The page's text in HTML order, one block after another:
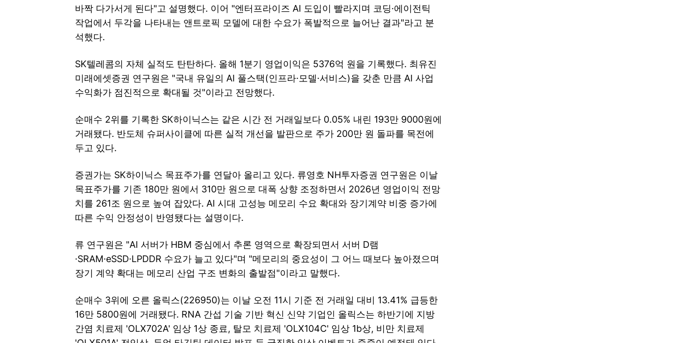
바짝 다가서게 된다"고 설명했다. 이어 "엔터프라이즈 AI 도입이 빨라지며 코딩·에이전틱
작업에서 두각을 나타내는 앤트로픽 모델에 대한 수요가 폭발적으로 늘어난 결과"라고 분
석했다.
SK텔레콤의 자체 실적도 탄탄하다. 올해 1분기 영업이익은 5376억 원을 기록했다. 최유진
미래에셋증권 연구원은 "국내 유일의 AI 풀스택(인프라·모델·서비스)을 갖춘 만큼 AI 사업
수익화가 점진적으로 확대될 것"이라고 전망했다.
순매수 2위를 기록한 SK하이닉스는 같은 시간 전 거래일보다 0.05% 내린 193만 9000원에
거래됐다. 반도체 슈퍼사이클에 따른 실적 개선을 발판으로 주가 200만 원 돌파를 목전에
두고 있다.
증권가는 SK하이닉스 목표주가를 연달아 올리고 있다. 류영호 NH투자증권 연구원은 이날
목표주가를 기존 180만 원에서 310만 원으로 대폭 상향 조정하면서 2026년 영업이익 전망
치를 261조 원으로 높여 잡았다. AI 시대 고성능 메모리 수요 확대와 장기계약 비중 증가에
따른 수익 안정성이 반영됐다는 설명이다.
류 연구원은 "AI 서버가 HBM 중심에서 추론 영역으로 확장되면서 서버 D램
·SRAM·eSSD·LPDDR 수요가 늘고 있다"며 "메모리의 중요성이 그 어느 때보다 높아졌으며
장기 계약 확대는 메모리 산업 구조 변화의 출발점"이라고 말했다.
순매수 3위에 오른 올릭스(226950)는 이날 오전 11시 기준 전 거래일 대비 13.41% 급등한
16만 5800원에 거래됐다. RNA 간섭 기술 기반 혁신 신약 기업인 올릭스는 하반기에 지방
간염 치료제 'OLX702A' 임상 1상 종료, 탈모 치료제 'OLX104C' 임상 1b상, 비만 치료제